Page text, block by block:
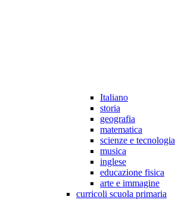
Italiano
storia
geografia
matematica
scienze e tecnologia
musica
inglese
educazione fisica
arte e immagine
curricoli scuola primaria